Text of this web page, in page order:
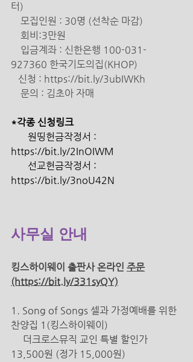
터)
모집인원 : 30명 (선착순 마감)
회비:3만원
927360 한국기도의집(KHOP)
   신청 : https://bit.ly/3ubIWKh
문의 : 김초아 자매
*각종 신청링크
https://bit.ly/2InOIWM
https://bit.ly/3noU42N
사무실 안내
킹스하이웨이 출판사 온라인 주문
(https://bit.ly/331syQY)
1. Song of Songs 셀과 가정예배를 위한
찬양집 1(킹스하이웨이)
더크로스뮤직 교인 특별 할인가
13,500원 (정가 15,000원)